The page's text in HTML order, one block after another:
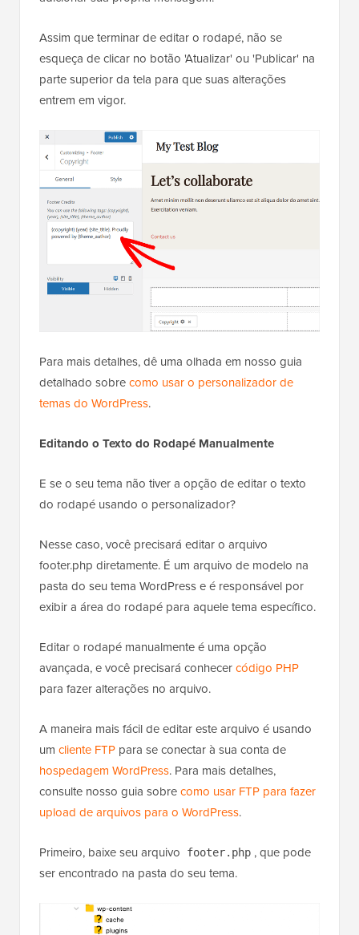
Assim que terminar de editar o rodapé, não se
esqueça de clicar no botão 'Atualizar' ou 'Publicar' na
parte superior da tela para que suas alterações
entrem em vigor.
Para mais detalhes, dê uma olhada em nosso guia
detalhado sobrecomo usar o personalizador de
temas do WordPress.
Editando o Texto do Rodapé Manualmente
E se o seu tema não tiver a opção de editar o texto
do rodapé usando o personalizador?
Nesse caso, você precisará editar o arquivo
footer.php diretamente. É um arquivo de modelo na
pasta do seu tema WordPress e é responsável por
exibir a área do rodapé para aquele tema específico.
Editar o rodapé manualmente é uma opção
avançada, e você precisará conhecercódigo PHP
para fazer alterações no arquivo.
A maneira mais fácil de editar este arquivo é usando
um cliente FTP para se conectar à sua conta de
hospedagem WordPress. Para mais detalhes,
consulte nosso guia sobrecomo usar FTP para fazer
upload de arquivos para o WordPress.
Primeiro, baixe seu arquivo footer.php , que pode
ser encontrado na pasta do seu tema.